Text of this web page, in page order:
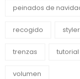
peinados de
recogido styler
trenzas tutorial
volumen